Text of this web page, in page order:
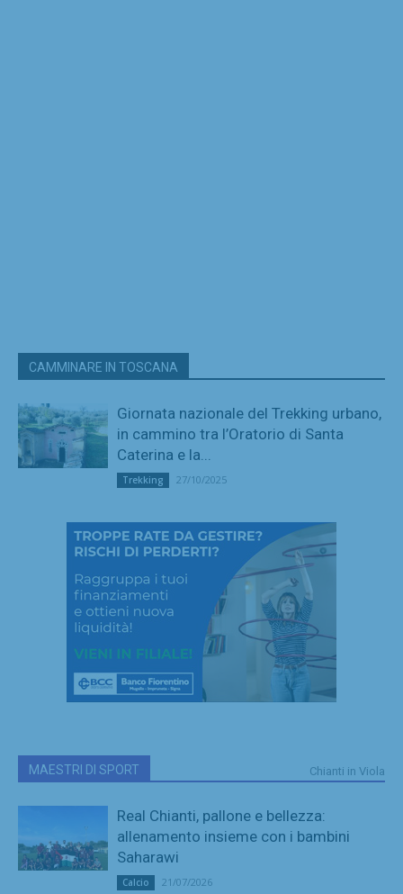
CAMMINARE IN TOSCANA
Giornata nazionale del Trekking urbano,
in cammino tra l’Oratorio di Santa
Caterina e la...
Trekking 27/10/2025
MAESTRI DI SPORT Chianti in Viola
Real Chianti, pallone e bellezza:
allenamento insieme con i bambini
Saharawi
Calcio 21/07/2026